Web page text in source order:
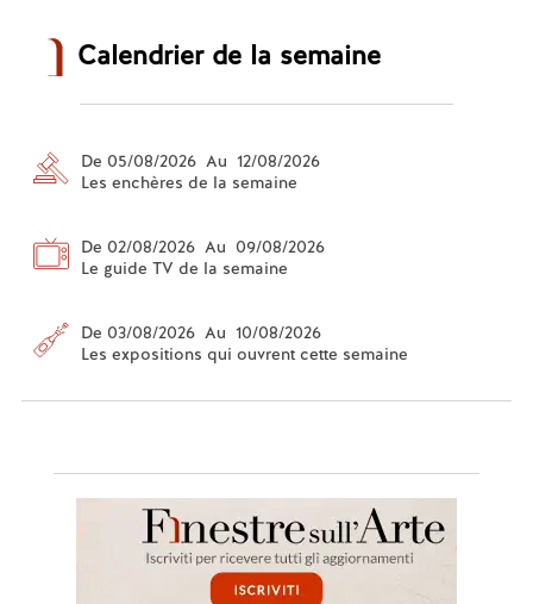
Calendrier de la semaine
De 05/08/2026 Au 12/08/2026
Les enchères de la semaine
De 02/08/2026 Au 09/08/2026
Le guide TV de la semaine
De 03/08/2026 Au 10/08/2026
Les expositions qui ouvrent cette semaine